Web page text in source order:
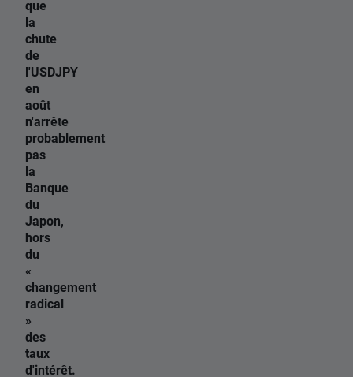
que
la
chute
de
l'USDJPY
en
août
n'arrête
probablement
pas
la
Banque
du
Japon,
hors
du
«
changement
radical
»
des
taux
d'intérêt.